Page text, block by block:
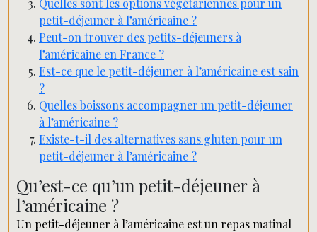
Quelles sont les options végétariennes pour un
petit-déjeuner à l’américaine ?
Peut-on trouver des petits-déjeuners à
l’américaine en France ?
Est-ce que le petit-déjeuner à l’américaine est sain
?
Quelles boissons accompagner un petit-déjeuner
à l’américaine ?
Existe-t-il des alternatives sans gluten pour un
petit-déjeuner à l’américaine ?
Qu’est-ce qu’un petit-déjeuner à
l’américaine ?
Un petit-déjeuner à l’américaine est un repas matinal